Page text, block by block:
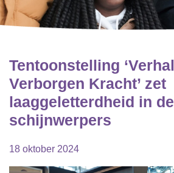
Tentoonstelling
Verborgen Kracht’ zet
laaggeletterdheid in de
schijnwerpers
18 oktober 2024